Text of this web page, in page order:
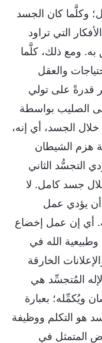
وكلَّما كان الجسد
التي تراود
به. ومع ذلك، كلَّما
والعقل
قدرةً على تولي
الصليب بواسطة
الجسد، أي إنه،
هزم الشيطان
التجسُّد الثاني
جسد كامل. لا
أن يؤدي عمل
أي إن عمل إخضاع
الله في
الخارقة
المُتجسِّد هي
ويُكمِّله؛ بعبارة
هو التكلم ووظيفة
المتمثل في